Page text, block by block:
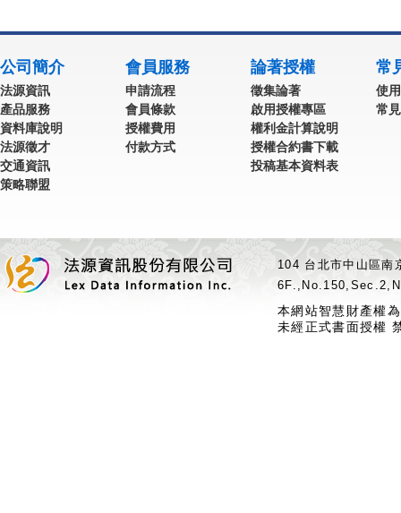
公司簡介
法源資訊
產品服務
資料庫說明
法源徵才
交通資訊
策略聯盟
會員服務
申請流程
會員條款
授權費用
付款方式
論著授權
徵集論著
啟用授權專區
權利金計算說明
授權合約書下載
投稿基本資料表
常
使
常
104 台北市中山區
本網站智慧財產權
未經正式書面授權